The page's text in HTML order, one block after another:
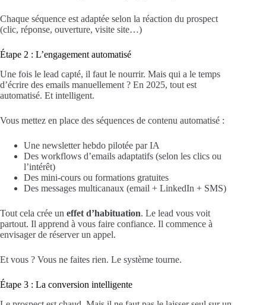
Chaque séquence est adaptée selon la réaction du prospect
(clic, réponse, ouverture, visite site…)
Étape 2 : L’engagement automatisé
Une fois le lead capté, il faut le nourrir. Mais qui a le temps
d’écrire des emails manuellement ? En 2025, tout est
automatisé. Et intelligent.
Vous mettez en place des séquences de contenu automatisé :
Une newsletter hebdo pilotée par IA
Des workflows d’emails adaptatifs (selon les clics ou
l’intérêt)
Des mini-cours ou formations gratuites
Des messages multicanaux (email + LinkedIn + SMS)
Tout cela crée un effet d’habituation. Le lead vous voit
partout. Il apprend à vous faire confiance. Il commence à
envisager de réserver un appel.
Et vous ? Vous ne faites rien. Le système tourne.
Étape 3 : La conversion intelligente